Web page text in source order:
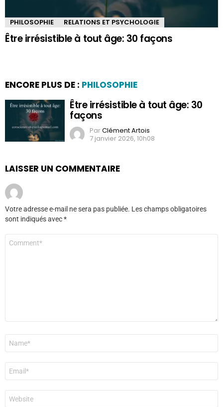
PHILOSOPHIE RELATIONS ET PSYCHOLOGIE
Être irrésistible à tout âge: 30 façons
ENCORE PLUS DE : PHILOSOPHIE
Être irrésistible à tout âge: 30
façons
ParClément Artois
7 janvier 2026, 10h08
LAISSER UN COMMENTAIRE
Votre adresse e-mail ne sera pas publiée. Les champs obligatoires
sont indiqués avec*
Commentaire
Nom
E-
mail
*
Site
web